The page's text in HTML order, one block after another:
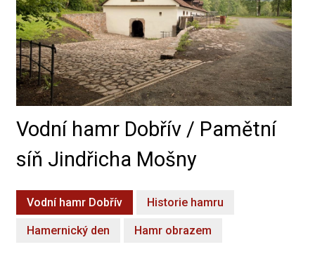
Vodní hamr Dobřív / Pamětní
síň Jindřicha Mošny
Vodní hamr Dobřív Historie hamru
Hamernický den Hamr obrazem